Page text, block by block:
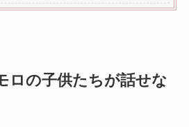
ロの子供たちが話せな